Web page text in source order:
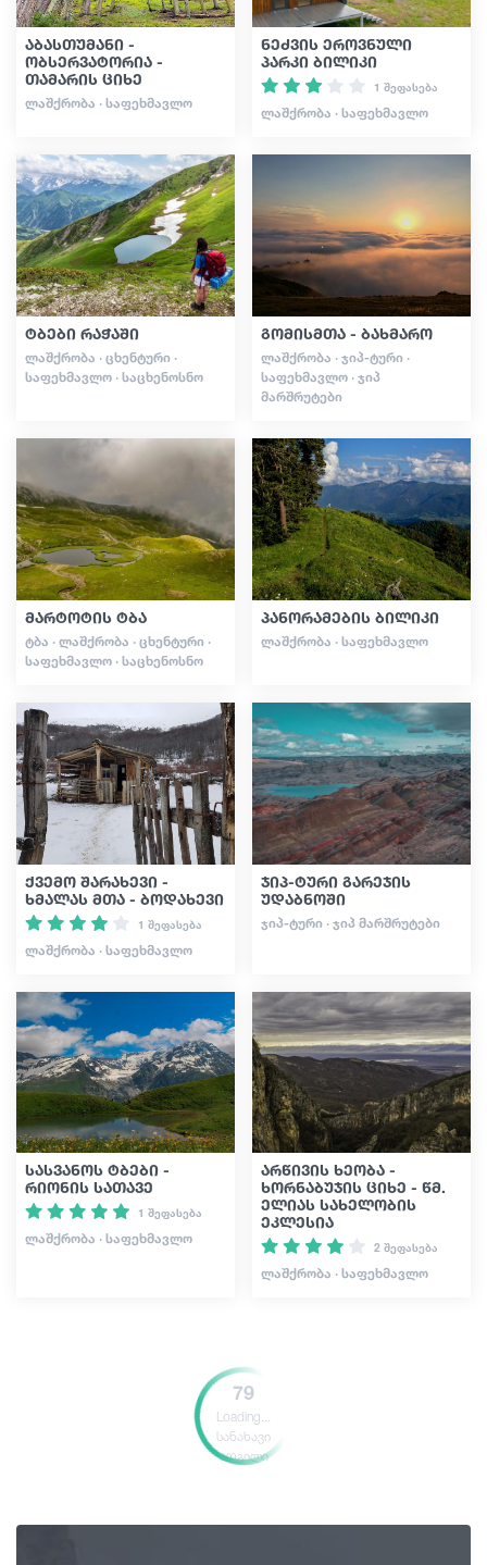
საქართველო
აბასთუმანი -
ობსერვატორია -
თამარის ციხე
ᲚᲐᲨᲥᲠᲝᲑᲐ · ᲡᲐᲤᲔᲮᲛᲐᲕᲚᲝ
ნეძვის ეროვნული
პარკი ბილიკი
1 შეფასება
ᲚᲐᲨᲥᲠᲝᲑᲐ · ᲡᲐᲤᲔᲮᲛᲐᲕᲚᲝ
ტბები რაჭაში
ᲚᲐᲨᲥᲠᲝᲑᲐ · ᲪᲮᲔᲜᲢᲣᲠᲘ ·
ᲡᲐᲤᲔᲮᲛᲐᲕᲚᲝ · ᲡᲐᲪᲮᲔᲜᲝᲡᲜᲝ
გომისმთა - ბახმარო
ᲚᲐᲨᲥᲠᲝᲑᲐ · ᲯᲘᲞ-ᲢᲣᲠᲘ ·
ᲡᲐᲤᲔᲮᲛᲐᲕᲚᲝ · ᲯᲘᲞ
ᲛᲐᲠᲨᲠᲣᲢᲔᲑᲘ
მარტოტის ტბა
ᲢᲑᲐ · ᲚᲐᲨᲥᲠᲝᲑᲐ · ᲪᲮᲔᲜᲢᲣᲠᲘ ·
ᲡᲐᲤᲔᲮᲛᲐᲕᲚᲝ · ᲡᲐᲪᲮᲔᲜᲝᲡᲜᲝ
პანორამების ბილიკი
ᲚᲐᲨᲥᲠᲝᲑᲐ · ᲡᲐᲤᲔᲮᲛᲐᲕᲚᲝ
ქვემო შარახევი -
ხმალას მთა - ბოდახევი
1 შეფასება
ᲚᲐᲨᲥᲠᲝᲑᲐ · ᲡᲐᲤᲔᲮᲛᲐᲕᲚᲝ
ჯიპ-ტური გარეჯის
უდაბნოში
ᲯᲘᲞ-ᲢᲣᲠᲘ · ᲯᲘᲞ ᲛᲐᲠᲨᲠᲣᲢᲔᲑᲘ
სასვანოს ტბები -
რიონის სათავე
1 შეფასება
ᲚᲐᲨᲥᲠᲝᲑᲐ · ᲡᲐᲤᲔᲮᲛᲐᲕᲚᲝ
არწივის ხეობა -
ხორნაბუჯის ციხე - წმ.
ელიას სახელობის
ეკლესია
2 შეფასება
ᲚᲐᲨᲥᲠᲝᲑᲐ · ᲡᲐᲤᲔᲮᲛᲐᲕᲚᲝ
79
Loading...
სანახავი
ადგილი